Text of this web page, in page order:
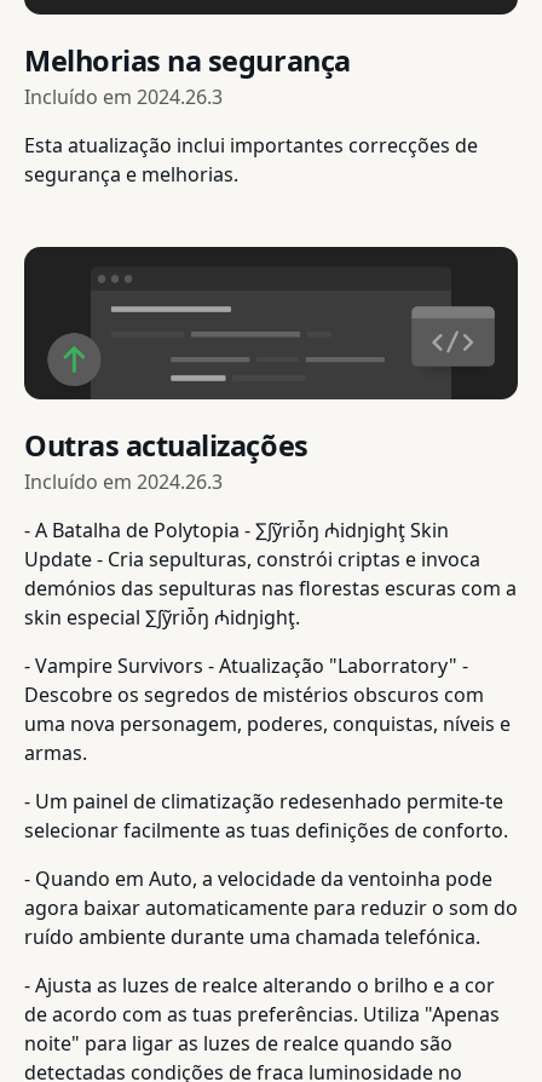
Melhorias na segurança
Incluído em 2024.26.3
Esta atualização inclui importantes correcções de
segurança e melhorias.
Outras actualizações
Incluído em 2024.26.3
- A Batalha de Polytopia - ∑∫ỹriȱŋ ₼idŋighţ Skin
Update - Cria sepulturas, constrói criptas e invoca
demónios das sepulturas nas florestas escuras com a
skin especial ∑∫ỹriȱŋ ₼idŋighţ.
- Vampire Survivors - Atualização "Laborratory" -
Descobre os segredos de mistérios obscuros com
uma nova personagem, poderes, conquistas, níveis e
armas.
- Um painel de climatização redesenhado permite-te
selecionar facilmente as tuas definições de conforto.
- Quando em Auto, a velocidade da ventoinha pode
agora baixar automaticamente para reduzir o som do
ruído ambiente durante uma chamada telefónica.
- Ajusta as luzes de realce alterando o brilho e a cor
de acordo com as tuas preferências. Utiliza "Apenas
noite" para ligar as luzes de realce quando são
detectadas condições de fraca luminosidade no